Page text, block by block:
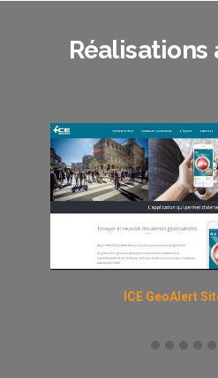
Réalisations
ICE GeoAlert